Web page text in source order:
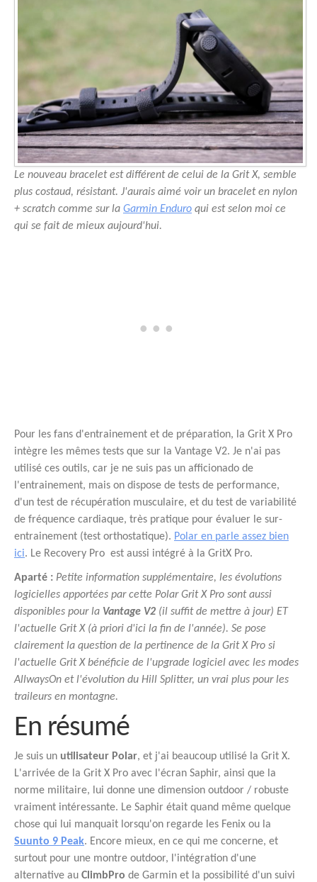
Le nouveau bracelet est différent de celui de la Grit X, semble
plus costaud, résistant. J'aurais aimé voir un bracelet en nylon
+ scratch comme sur la Garmin Enduro qui est selon moi ce
qui se fait de mieux aujourd'hui.
Pour les fans d'entrainement et de préparation, la Grit X Pro
intègre les mêmes tests que sur la Vantage V2. Je n'ai pas
utilisé ces outils, car je ne suis pas un afficionado de
l'entrainement, mais on dispose de tests de performance,
d'un test de récupération musculaire, et du test de variabilité
de fréquence cardiaque, très pratique pour évaluer le sur-
entrainement (test orthostatique). Polar en parle assez bien
ici. Le Recovery Pro est aussi intégré à la GritX Pro.
Aparté : Petite information supplémentaire, les évolutions
logicielles apportées par cette Polar Grit X Pro sont aussi
disponibles pour la Vantage V2 (il suffit de mettre à jour) ET
l'actuelle Grit X (à priori d'ici la fin de l'année). Se pose
clairement la question de la pertinence de la Grit X Pro si
l'actuelle Grit X bénéficie de l'upgrade logiciel avec les modes
AllwaysOn et l'évolution du Hill Splitter, un vrai plus pour les
traileurs en montagne.
En résumé
Je suis un utilisateur Polar, et j'ai beaucoup utilisé la Grit X.
L'arrivée de la Grit X Pro avec l'écran Saphir, ainsi que la
norme militaire, lui donne une dimension outdoor / robuste
vraiment intéressante. Le Saphir était quand même quelque
chose qui lui manquait lorsqu'on regarde les Fenix ou la
Suunto 9 Peak. Encore mieux, en ce qui me concerne, et
surtout pour une montre outdoor, l'intégration d'une
alternative au ClimbPro de Garmin et la possibilité d'un suivi